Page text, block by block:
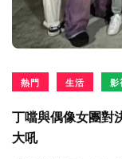
熱門 生活 影
丁噹與偶像女團對
大吼